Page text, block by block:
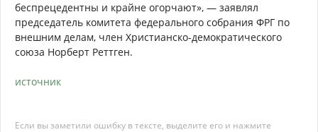
беспрецедентны и крайне огорчают», — заявлял
председатель комитета федерального собрания ФРГ по
внешним делам, член Христианско-демократического
союза Норберт Реттген.
источник
Если вы заметили ошибку в тексте, выделите его и нажмите